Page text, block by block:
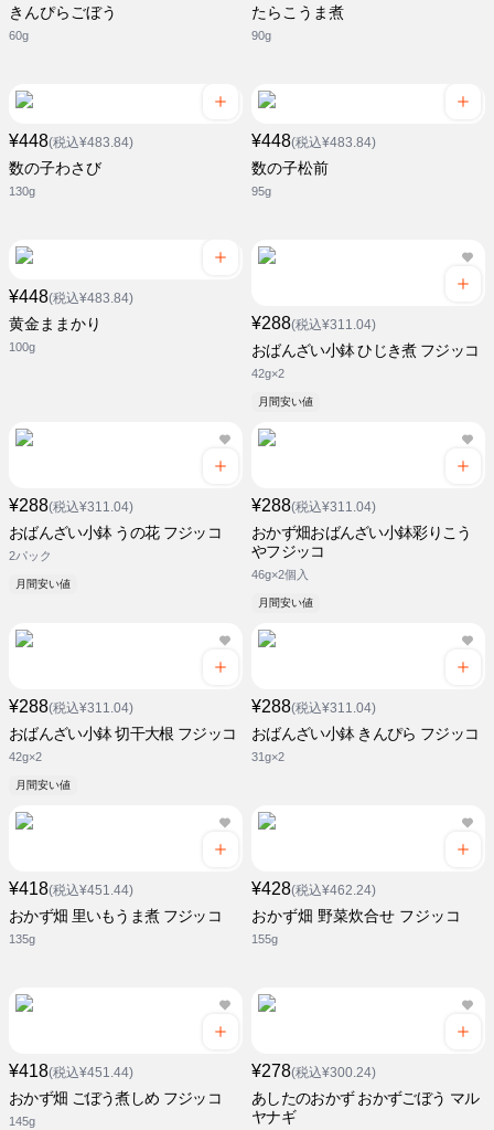
きんぴらごぼう
60g
たらこうま煮
90g
¥448(税込¥483.84)
数の子わさび
130g
¥448(税込¥483.84)
数の子松前
95g
¥448(税込¥483.84)
黄金ままかり
100g
¥288(税込¥311.04)
おばんざい小鉢 ひじき煮 フジッコ
42g×2
月間安い値
¥288(税込¥311.04)
おばんざい小鉢 うの花 フジッコ
2パック
月間安い値
¥288(税込¥311.04)
おかず畑おばんざい小鉢彩りこう
やフジッコ
46g×2個入
月間安い値
¥288(税込¥311.04)
おばんざい小鉢 切干大根 フジッコ
42g×2
月間安い値
¥288(税込¥311.04)
おばんざい小鉢 きんぴら フジッコ
31g×2
¥418(税込¥451.44)
おかず畑 里いもうま煮 フジッコ
135g
¥428(税込¥462.24)
おかず畑 野菜炊合せ フジッコ
155g
¥418(税込¥451.44)
おかず畑 ごぼう煮しめ フジッコ
145g
¥278(税込¥300.24)
あしたのおかず おかずごぼう マル
ヤナギ